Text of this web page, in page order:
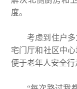
度。
考虑到住户多
宅门厅和社区中
便于老年人安全行